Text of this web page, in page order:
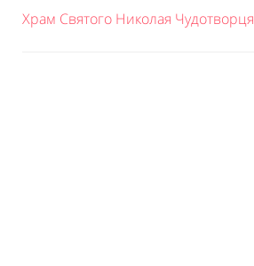
Храм Святого Николая Чудотворця